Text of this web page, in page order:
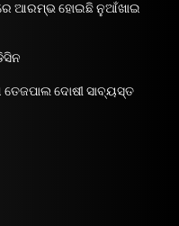
ଆରମ୍ଭ ହୋଇଛି ନୁଆଁଖାଇ
ତେଜପାଲ ଦୋଷୀ ସାବ୍ୟସ୍ତ